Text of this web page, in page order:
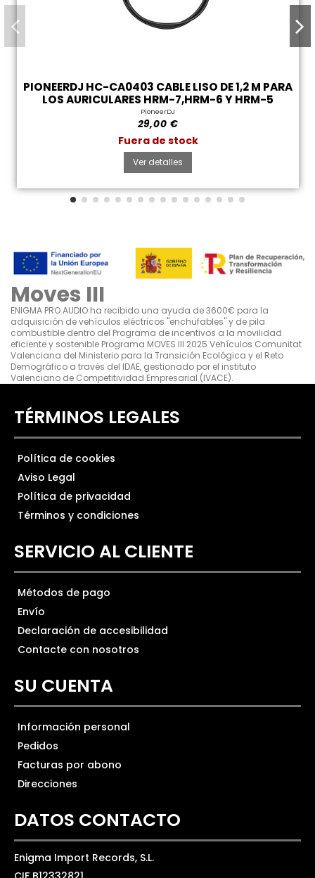
PIONEERDJ HC-CA0403 CABLE LISO DE 1,2 M PARA
LOS AURICULARES HRM-7,HRM-6 Y HRM-5
PioneerDJ
29,00 €
Fuera de stock
Ver detalles
Moves III
ENIGMA PRO AUDIO ha recibido una ayuda de 3600€ para la
adquisición de vehículos eléctricos "enchufables" y de pila
combustible dentro del Programa de incentivos a la movilidad
eficiente y sostenible Programa MOVES III 2025 Vehículos Comunitat
Valenciana del Ministerio para la Transición Ecológica y el Reto
Demográfico a través del IDAE, gestionado por el instituto
Valenciano de Competitividad Empresarial (IVACE).
TÉRMINOS LEGALES
Política de cookies
Aviso Legal
Política de privacidad
Términos y condiciones
SERVICIO AL CLIENTE
Métodos de pago
Envío
Declaración de accesibilidad
Contacte con nosotros
SU CUENTA
Información personal
Pedidos
Facturas por abono
Direcciones
DATOS CONTACTO
Enigma Import Records, S.L.